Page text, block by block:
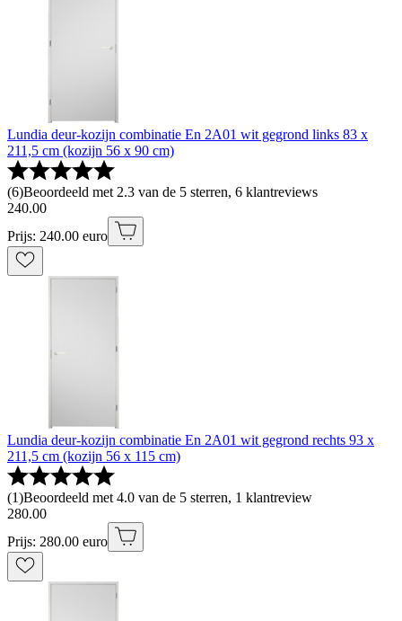
Lundia deur-kozijn combinatie En 2A01 wit gegrond links 83 x
211,5 cm (kozijn 56 x 90 cm)
(6)Beoordeeld met 2.3 van de 5 sterren, 6 klantreviews
240.00
Prijs: 240.00 euro
Lundia deur-kozijn combinatie En 2A01 wit gegrond rechts 93 x
211,5 cm (kozijn 56 x 115 cm)
(1)Beoordeeld met 4.0 van de 5 sterren, 1 klantreview
280.00
Prijs: 280.00 euro